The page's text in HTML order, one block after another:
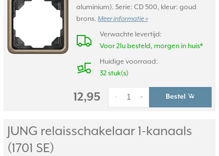
aluminium). Serie: CD 500, kleur: goud
brons. Meer informatie »
Verwachte levertijd:
Voor 21u besteld, morgen in huis*
Huidige voorraad:
32 stuk(s)
12,95 +
- Bestel
JUNG relaisschakelaar 1-kanaals
(1701 SE)